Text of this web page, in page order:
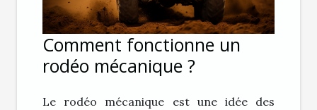
Comment fonctionne un
rodéo mécanique ?
Le rodéo mécanique est une idée des